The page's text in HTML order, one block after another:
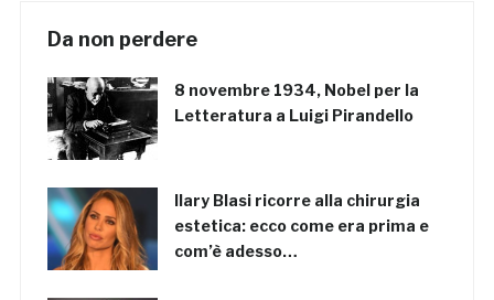
Da non perdere
8 novembre 1934, Nobel per la
Letteratura a Luigi Pirandello
Ilary Blasi ricorre alla chirurgia
estetica: ecco come era prima e
com’è adesso…